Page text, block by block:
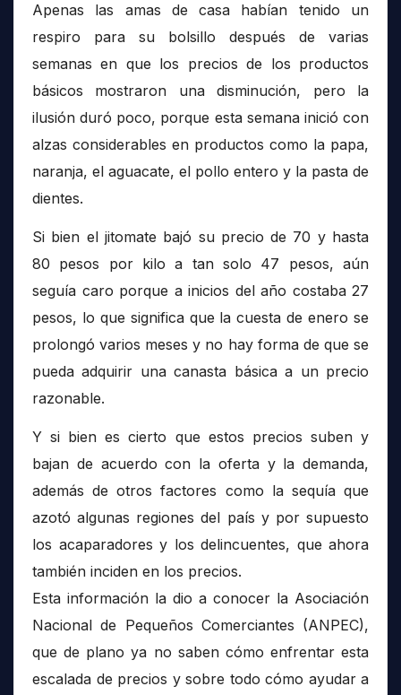
Apenas las amas de casa habían tenido un
respiro para su bolsillo después de varias
semanas en que los precios de los productos
básicos mostraron una disminución, pero la
ilusión duró poco, porque esta semana inició con
alzas considerables en productos como la papa,
naranja, el aguacate, el pollo entero y la pasta de
dientes.
Si bien el jitomate bajó su precio de 70 y hasta
80 pesos por kilo a tan solo 47 pesos, aún
seguía caro porque a inicios del año costaba 27
pesos, lo que significa que la cuesta de enero se
prolongó varios meses y no hay forma de que se
pueda adquirir una canasta básica a un precio
razonable.
Y si bien es cierto que estos precios suben y
bajan de acuerdo con la oferta y la demanda,
además de otros factores como la sequía que
azotó algunas regiones del país y por supuesto
los acaparadores y los delincuentes, que ahora
también inciden en los precios.
Esta información la dio a conocer la Asociación
Nacional de Pequeños Comerciantes (ANPEC),
que de plano ya no saben cómo enfrentar esta
escalada de precios y sobre todo cómo ayudar a